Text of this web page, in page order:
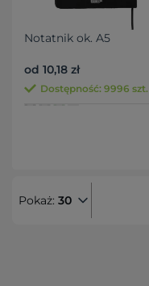
Notatnik ok. A5
od 10,18 zł
Dostępność: 9996 szt.
Pokaż: 30